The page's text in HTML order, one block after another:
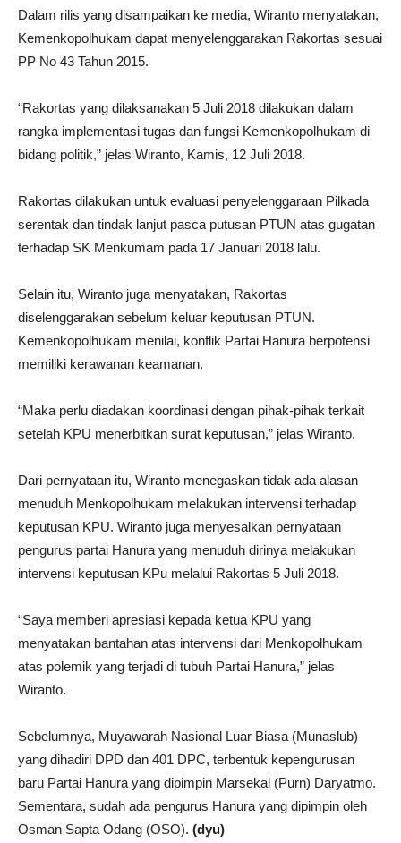
Dalam rilis yang disampaikan ke media, Wiranto menyatakan,
Kemenkopolhukam dapat menyelenggarakan Rakortas sesuai
PP No 43 Tahun 2015.
“Rakortas yang dilaksanakan 5 Juli 2018 dilakukan dalam
rangka implementasi tugas dan fungsi Kemenkopolhukam di
bidang politik,” jelas Wiranto, Kamis, 12 Juli 2018.
Rakortas dilakukan untuk evaluasi penyelenggaraan Pilkada
serentak dan tindak lanjut pasca putusan PTUN atas gugatan
terhadap SK Menkumam pada 17 Januari 2018 lalu.
Selain itu, Wiranto juga menyatakan, Rakortas
diselenggarakan sebelum keluar keputusan PTUN.
Kemenkopolhukam menilai, konflik Partai Hanura berpotensi
memiliki kerawanan keamanan.
“Maka perlu diadakan koordinasi dengan pihak-pihak terkait
setelah KPU menerbitkan surat keputusan,” jelas Wiranto.
Dari pernyataan itu, Wiranto menegaskan tidak ada alasan
menuduh Menkopolhukam melakukan intervensi terhadap
keputusan KPU. Wiranto juga menyesalkan pernyataan
pengurus partai Hanura yang menuduh dirinya melakukan
intervensi keputusan KPu melalui Rakortas 5 Juli 2018.
“Saya memberi apresiasi kepada ketua KPU yang
menyatakan bantahan atas intervensi dari Menkopolhukam
atas polemik yang terjadi di tubuh Partai Hanura,” jelas
Wiranto.
Sebelumnya, Muyawarah Nasional Luar Biasa (Munaslub)
yang dihadiri DPD dan 401 DPC, terbentuk kepengurusan
baru Partai Hanura yang dipimpin Marsekal (Purn) Daryatmo.
Sementara, sudah ada pengurus Hanura yang dipimpin oleh
Osman Sapta Odang (OSO). (dyu)